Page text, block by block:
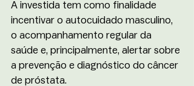
A investida tem como finalidade
incentivar o autocuidado masculino,
o acompanhamento regular da
saúde e, principalmente, alertar sobre
a prevenção e diagnóstico do câncer
de próstata.